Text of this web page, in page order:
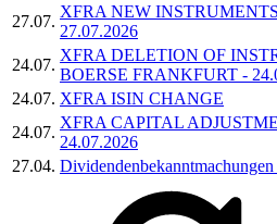
27.07.
XFRA NEW
27.07.2026
24.07.
XFRA DELETION OF
BOERSE FRANKFURT -
24.07. XFRA ISIN CHANGE
24.07.
XFRA CAPITAL
24.07.2026
27.04.